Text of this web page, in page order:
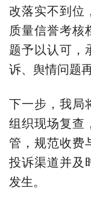
改落实不到位
质量信誉考核
题予以认可，
诉、舆情问题
下一步，我局
组织现场复查
管，规范收费
投诉渠道并及
发生。